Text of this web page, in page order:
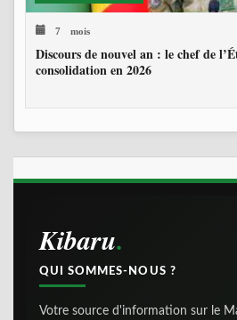
7 mois
Discours de nouvel an : le chef de
consolidation en 2026
Kibaru
QUI SOMMES-NOUS ?
Votre source d'information sur le